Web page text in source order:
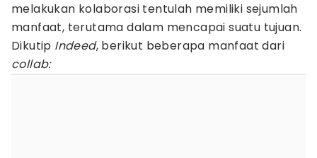
melakukan kolaborasi tentulah memiliki sejumlah
manfaat, terutama dalam mencapai suatu tujuan.
Dikutip Indeed, berikut beberapa manfaat dari
collab: